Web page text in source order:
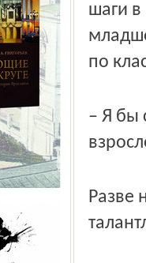
шаги
по
– Я бы
Разве